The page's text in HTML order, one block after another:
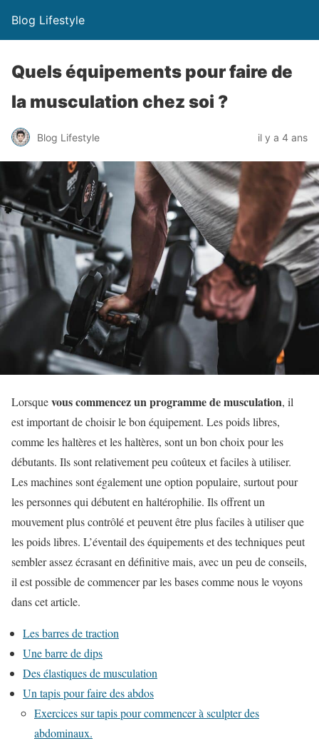
Blog Lifestyle
Quels équipements pour faire de
la musculation chez soi ?
Blog Lifestyle il y a 4 ans
Lorsquevous commencez un programme de musculation, il
est important de choisir le bon équipement. Les poids libres,
comme les haltères et les haltères, sont un bon choix pour les
débutants. Ils sont relativement peu coûteux et faciles à utiliser.
Les machines sont également une option populaire, surtout pour
les personnes qui débutent en haltérophilie. Ils offrent un
mouvement plus contrôlé et peuvent être plus faciles à utiliser que
les poids libres. L’éventail des équipements et des techniques peut
sembler assez écrasant en définitive mais, avec un peu de conseils,
il est possible de commencer par les bases comme nous le voyons
dans cet article.
Les barres de traction
Une barre de dips
Des élastiques de musculation
Un tapis pour faire des abdos
Exercices sur tapis pour commencer à sculpter des
abdominaux.